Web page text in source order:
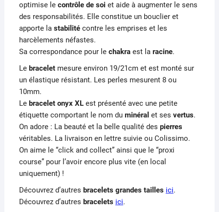
optimise le contrôle de soi et aide à augmenter le sens
des responsabilités. Elle constitue un bouclier et
apporte la stabilitécontre les emprises et les
harcèlements néfastes.
Sa correspondance pour le chakraest la racine.
Le braceletmesure environ 19/21cm et est monté sur
un élastique résistant. Les perles mesurent 8 ou
10mm.
Lebracelet onyx XL est présenté avec une petite
étiquette comportant le nom du minéral et ses vertus.
On adore : La beauté et la belle qualité des pierres
véritables. La livraison en lettre suivie ou Colissimo.
On aime le “click and collect” ainsi que le “proxi
course” pour l’avoir encore plus vite (en local
uniquement) !
Découvrez d’autres bracelets grandes tailles ici.
Découvrez d’autres bracelets ici.